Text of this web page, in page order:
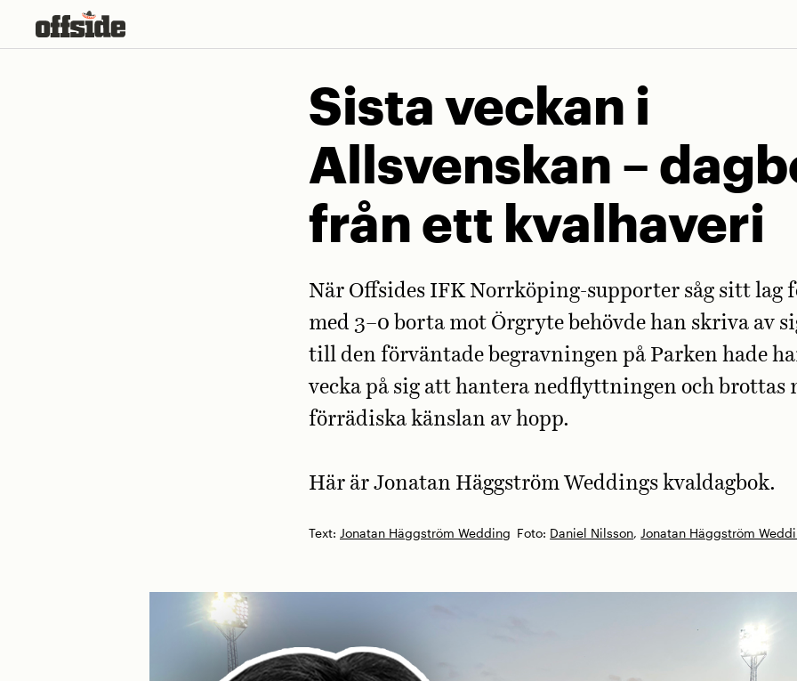
Sista veckan i
Allsvenskan –
från ett kvalhaveri
Text: Jonatan Häggström Wedding Foto: Daniel Nilsson, Jonatan Häggström
När Offsides IFK Norrköping-supporter såg sitt lag
med 3–0 borta mot Örgryte behövde han skriva av
till den förväntade begravningen på Parken hade
vecka på sig att hantera nedflyttningen och brottas
förrädiska känslan av hopp.
Här är Jonatan Häggström Weddings kvaldagbok.